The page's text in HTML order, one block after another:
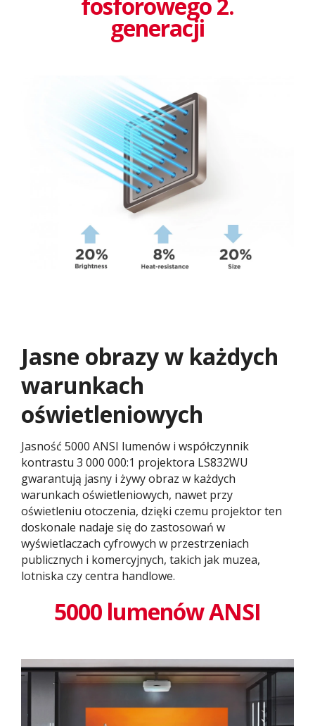
fosforowego 2.
generacji
Jasne obrazy w każdych
warunkach
oświetleniowych
Jasność 5000 ANSI lumenów i współczynnik
kontrastu 3 000 000:1 projektora LS832WU
gwarantują jasny i żywy obraz w każdych
warunkach oświetleniowych, nawet przy
oświetleniu otoczenia, dzięki czemu projektor ten
doskonale nadaje się do zastosowań w
wyświetlaczach cyfrowych w przestrzeniach
publicznych i komercyjnych, takich jak muzea,
lotniska czy centra handlowe.
5000 lumenów ANSI